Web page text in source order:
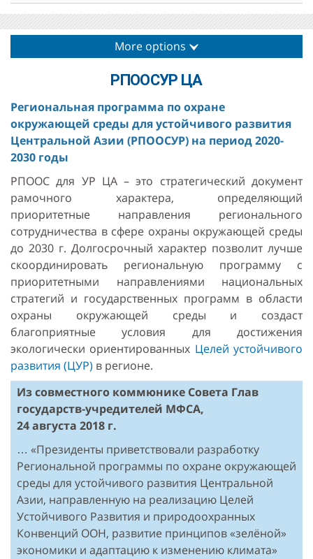
More options
РПООСУР ЦА
Региональная программа по охране
окружающей среды для устойчивого развития
Центральной Азии (РПООСУР) на период 2020-
2030 годы
РПООС для УР ЦА – это стратегический документ
рамочного характера, определяющий
приоритетные направления регионального
сотрудничества в сфере охраны окружающей среды
до 2030 г. Долгосрочный характер позволит лучше
скоординировать региональную программу с
приоритетными направлениями национальных
стратегий и государственных программ в области
охраны окружающей среды и создаст
благоприятные условия для достижения
экологически ориентированных Целей устойчивого
развития (ЦУР) в регионе.
Из совместного коммюнике Совета Глав
государств-учредителей МФСА,
24 августа 2018 г.
… «Президенты приветствовали разработку
Региональной программы по охране окружающей
среды для устойчивого развития Центральной
Азии, направленную на реализацию Целей
Устойчивого Развития и природоохранных
Конвенций ООН, развитие принципов «зелёной»
экономики и адаптацию к изменению климата»